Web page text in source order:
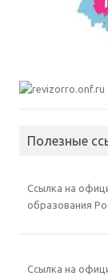
Полезные
Ссылка на
образования
Ссылка на